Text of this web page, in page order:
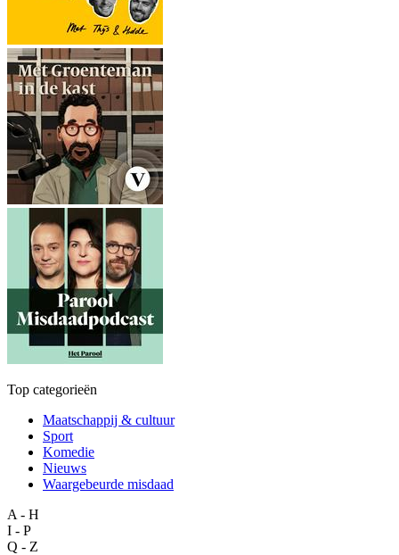
Top categorieën
Maatschappij & cultuur
Sport
Komedie
Nieuws
Waargebeurde misdaad
A - H
I - P
Q - Z